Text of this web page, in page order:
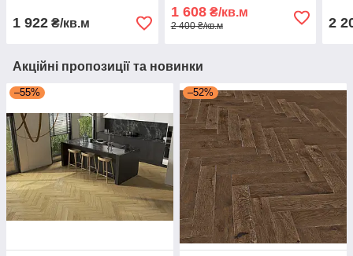
1 922 ₴/кв.м
1 608₴/кв.м
2 400 ₴/кв.м 2
Акційні пропозиції та новинки
–55% –52%